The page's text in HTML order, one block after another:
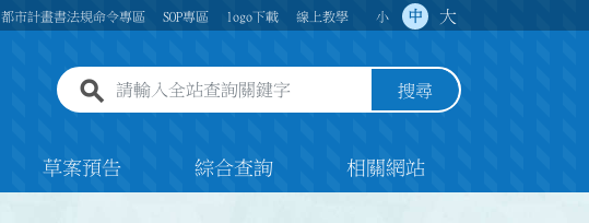
都市計畫書法規命令專區 SOP專區 logo下載 線上教學 小 中 大
全站查詢關鍵字欄位 搜尋
草案預告 綜合查詢 相關網站